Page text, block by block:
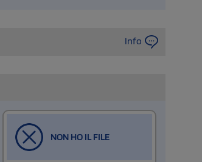
Info
NON HO IL FILE